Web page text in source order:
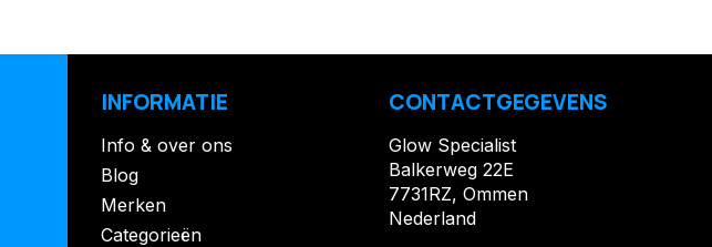
INFORMATIE
Info & over ons
Blog
Merken
Categorieën
CONTACTGEGEVENS
Glow Specialist
Balkerweg 22E
7731RZ, Ommen
Nederland